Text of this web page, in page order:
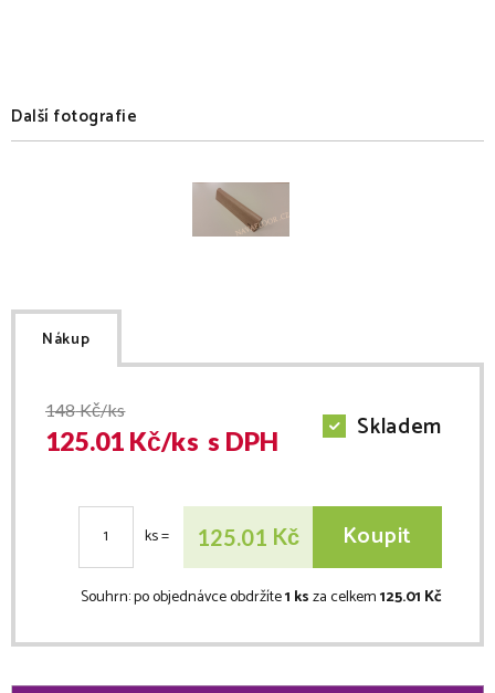
Další fotografie
Nákup
148Kč/ks
125.01 Kč/ks s DPH Skladem
ks= 125.01 Kč Koupit
Souhrn:po objednávce obdržíte1 ksza celkem125.01 Kč